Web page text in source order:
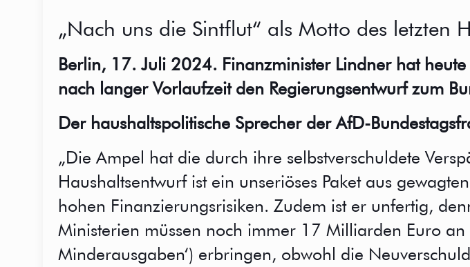
„Nach uns die Sintflut“ als Motto des letzten
Berlin, 17. Juli 2024. Finanzminister Lindner hat
nach langer Vorlaufzeit den Regierungsentwurf zum
Der haushaltspolitische Sprecher der AfD-
„Die Ampel hat die durch ihre selbstverschuldete
Haushaltsentwurf ist ein unseriöses Paket aus
hohen Finanzierungsrisiken. Zudem ist er unfertig,
Ministerien müssen noch immer 17 Milliarden Euro
Minderausgaben‘) erbringen, obwohl die